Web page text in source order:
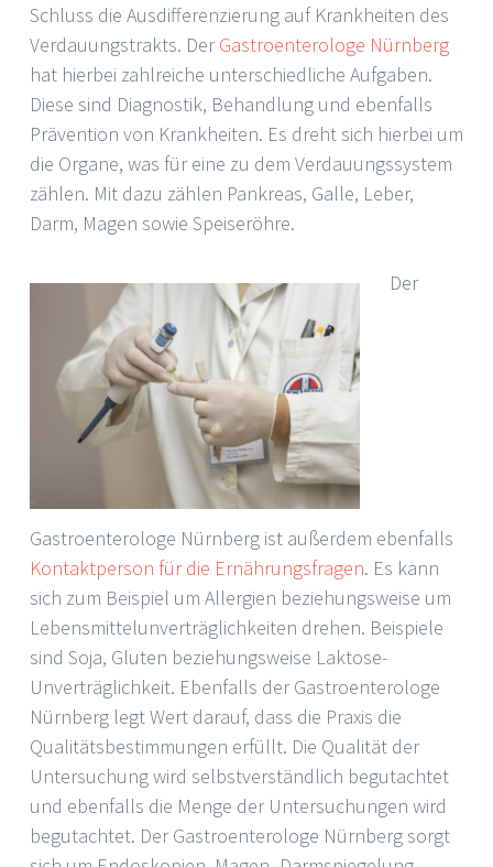
Schluss die Ausdifferenzierung auf Krankheiten des
Verdauungstrakts. DerGastroenterologe Nürnberg
hat hierbei zahlreiche unterschiedliche Aufgaben.
Diese sind Diagnostik, Behandlung und ebenfalls
Prävention von Krankheiten. Es dreht sich hierbei um
die Organe, was für eine zu dem Verdauungssystem
zählen. Mit dazu zählen Pankreas, Galle, Leber,
Darm, Magen sowie Speiseröhre.
Der
Gastroenterologe Nürnberg ist außerdem ebenfalls
Kontaktperson für die Ernährungsfragen. Es kann
sich zum Beispiel um Allergien beziehungsweise um
Lebensmittelunverträglichkeiten drehen. Beispiele
sind Soja, Gluten beziehungsweise Laktose-
Unverträglichkeit. Ebenfalls der Gastroenterologe
Nürnberg legt Wert darauf, dass die Praxis die
Qualitätsbestimmungen erfüllt. Die Qualität der
Untersuchung wird selbstverständlich begutachtet
und ebenfalls die Menge der Untersuchungen wird
begutachtet. Der Gastroenterologe Nürnberg sorgt